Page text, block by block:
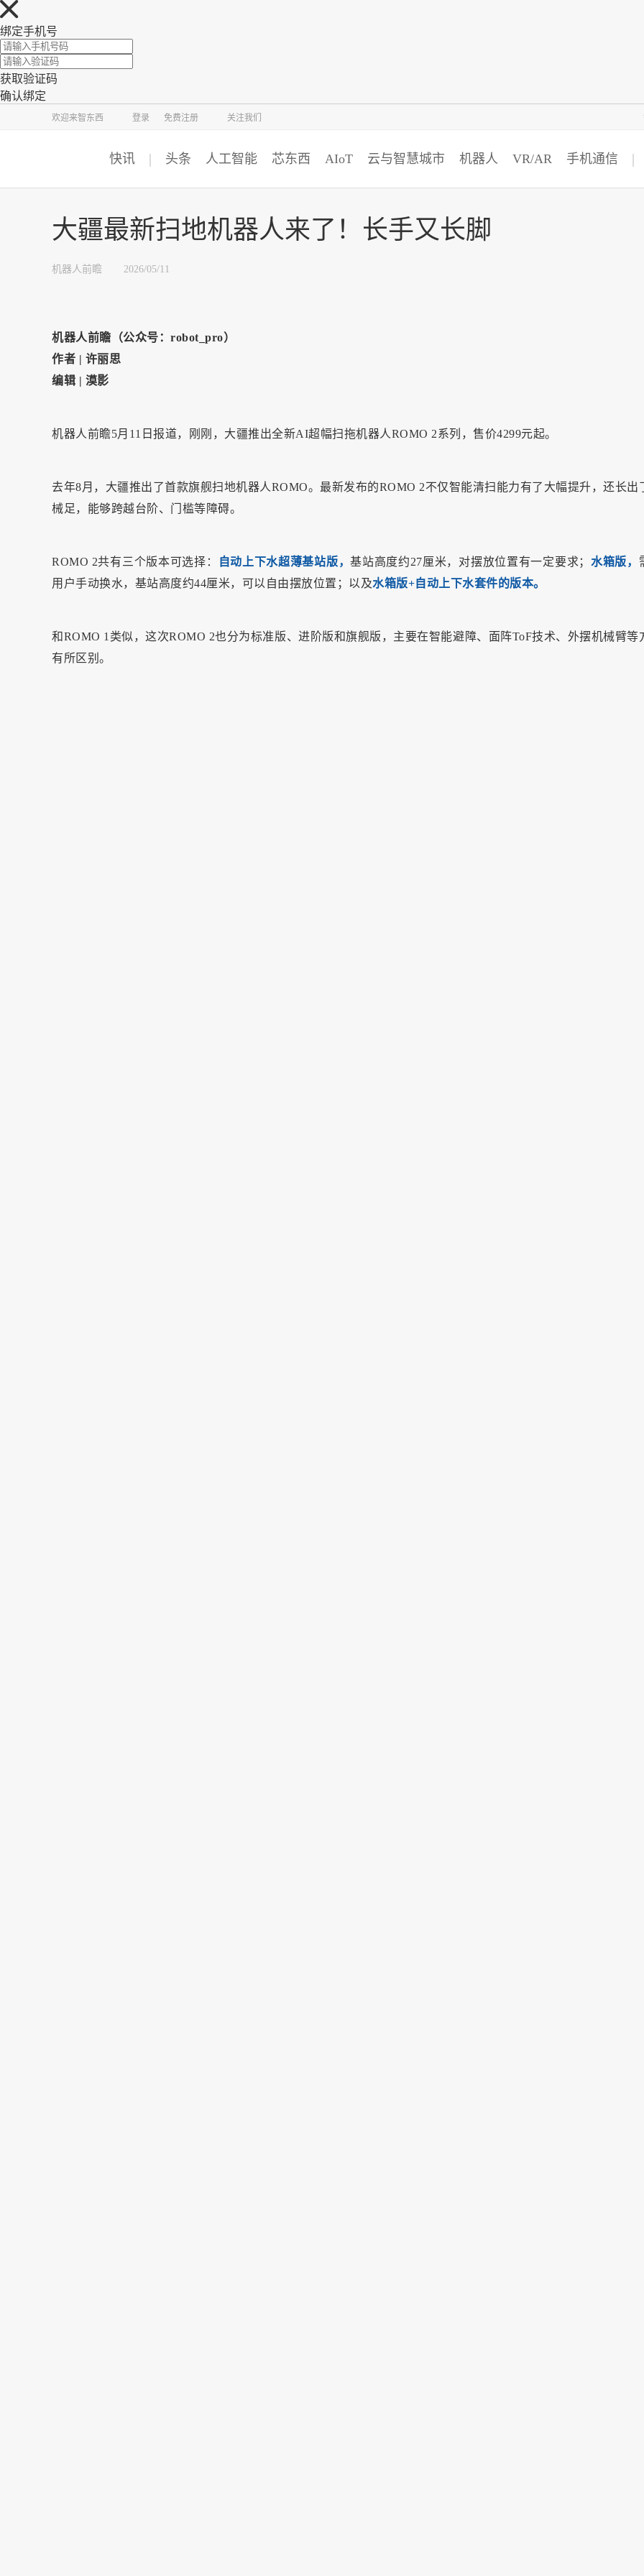
绑定手机号
获取验证码
确认绑定
欢迎来智东西 登录 免费注册 关注我们
快讯 头条 人工智能 芯东西 AIoT 云与智慧城市 机器人 VR/AR 手机通信
大疆最新扫地机器人来了！长手又长脚
机器人前瞻 2026/05/11
机器人前瞻（公众号：robot_pro）
作者 | 许丽思
编辑 | 漠影
机器人前瞻5月11日报道，刚刚，大疆推出全新AI超幅扫拖机器人ROMO 2系列，售价4299元起。
去年8月，大疆推出了首款旗舰扫地机器人ROMO。最新发布的ROMO 2不仅智能清扫能力有了大幅提升，还长出
械足，能够跨越台阶、门槛等障碍。
ROMO 2共有三个版本可选择： 自动上下水超薄基站版，基站高度约27厘米，对摆放位置有一定要求； 水箱版，
用户手动换水，基站高度约44厘米，可以自由摆放位置；以及水箱版+自动上下水套件的版本。
和ROMO 1类似，这次ROMO 2也分为标准版、进阶版和旗舰版，主要在智能避障、面阵ToF技术、外摆机械臂等
有所区别。